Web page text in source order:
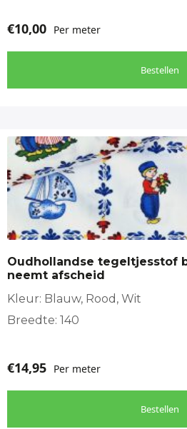
€10,00 Per meter
Bestellen
Oudhollandse tegeltjesstof
neemt afscheid
Kleur: Blauw, Rood, Wit
Breedte: 140
€14,95 Per meter
Bestellen